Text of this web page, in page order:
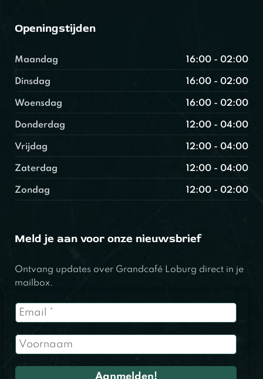
Openingstijden
Maandag 16:00 - 02:00
Dinsdag 16:00 - 02:00
Woensdag 16:00 - 02:00
Donderdag 12:00 - 04:00
Vrijdag 12:00 - 04:00
Zaterdag 12:00 - 04:00
Zondag 12:00 - 02:00
Meld je aan voor onze nieuwsbrief
Ontvang updates over Grandcafé Loburg direct in je
mailbox.